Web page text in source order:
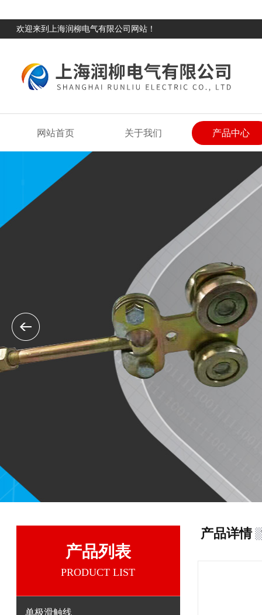
欢迎来到上海润柳电气有限公司网站！
网站首页 关于我们 产品中心
产品列表
PRODUCT LIST
单极滑触线
产品详情